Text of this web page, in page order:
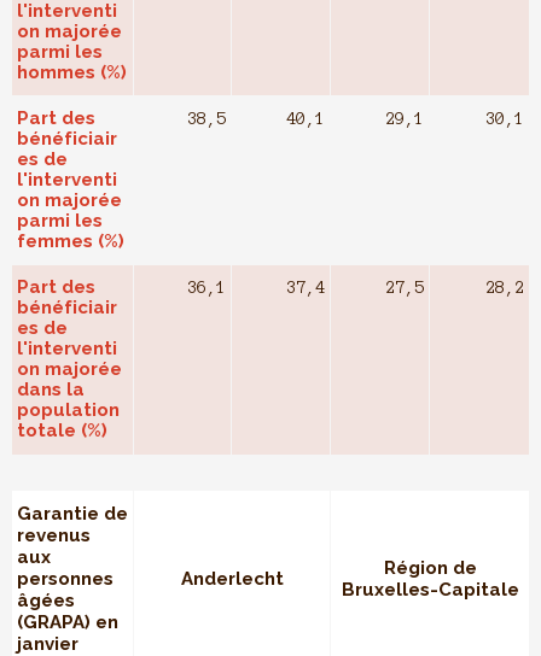
l'interventi
on majorée
parmi les
hommes (%)
Part des
bénéficiair
es de
l'interventi
on majorée
parmi les
femmes (%)
38,5 40,1 29,1 30,1
Part des
bénéficiair
es de
l'interventi
on majorée
dans la
population
totale (%)
36,1 37,4 27,5 28,2
Garantie de
revenus
aux
personnes
âgées
(GRAPA) en
janvier
Anderlecht
Région de
Bruxelles-Capitale